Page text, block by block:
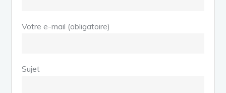
Votre e-mail (obligatoire)
Sujet